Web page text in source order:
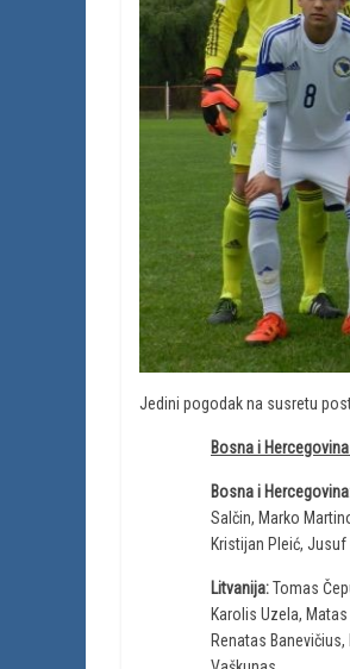
Jedini pogodak na susretu
Bosna i
Bosna i
Salčin, Marko
Kristijan Pleić,
Litvanija:Tomas
Karolis Uzela,
Renatas